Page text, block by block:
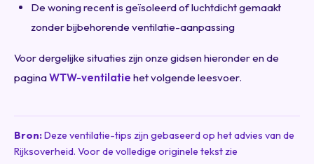
De woning recent is geïsoleerd of luchtdicht gemaakt
zonder bijbehorende ventilatie-aanpassing
Voor dergelijke situaties zijn onze gidsen hieronder en de
paginaWTW-ventilatie het volgende leesvoer.
Bron:Deze ventilatie-tips zijn gebaseerd op het advies van de
Rijksoverheid. Voor de volledige originele tekst zie